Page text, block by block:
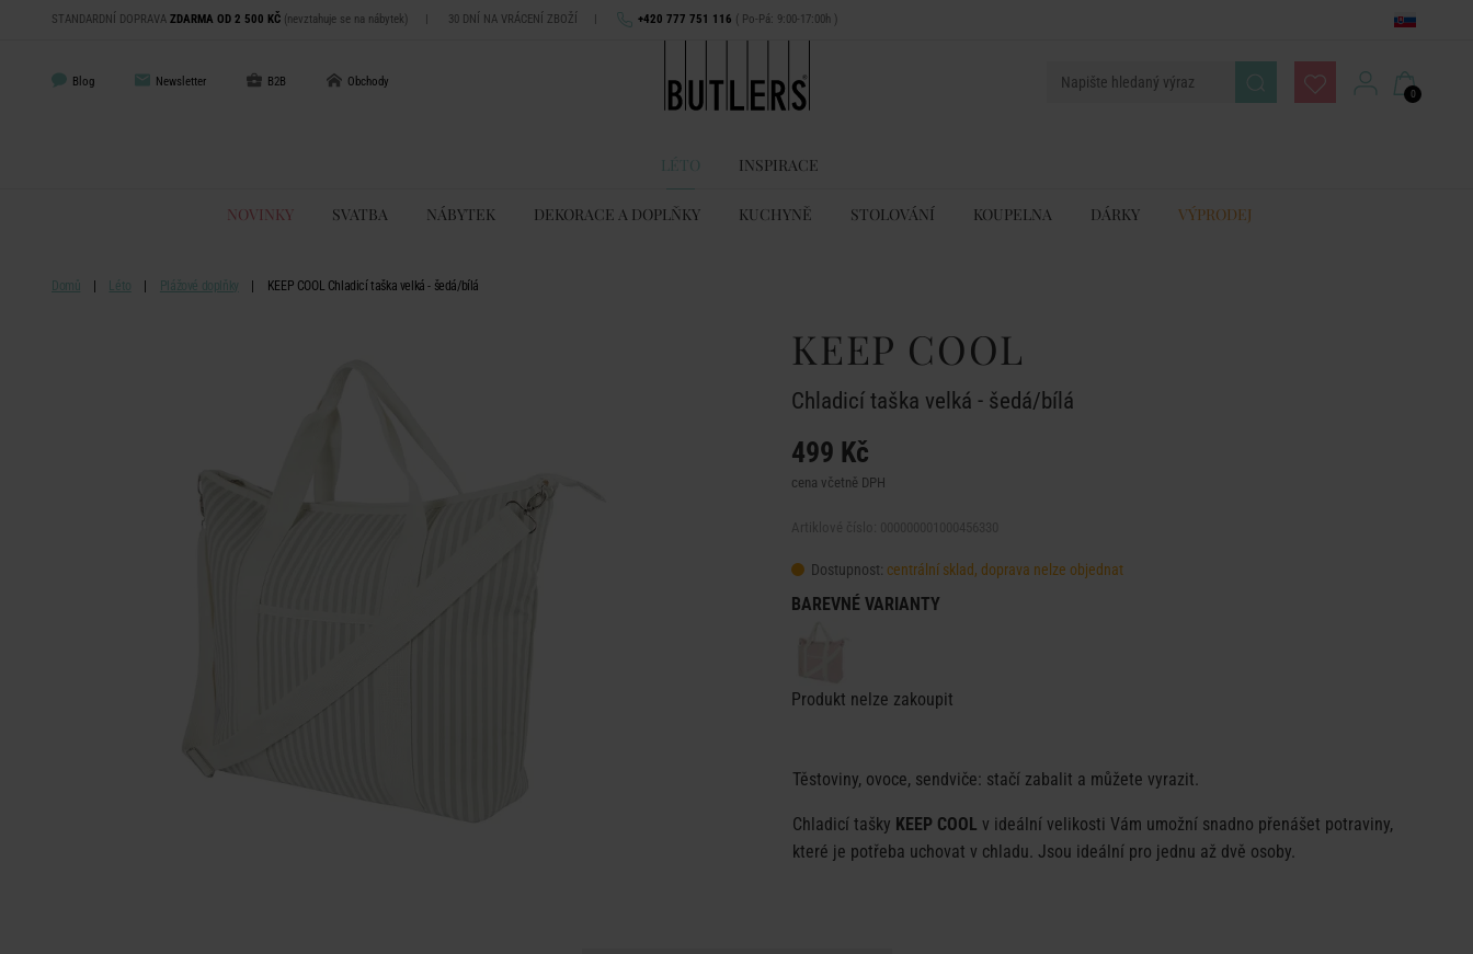
STANDARDNÍ DOPRAVA ZDARMA OD 2 500 KČ (nevztahuje se na nábytek) | 30 DNÍ NA VRÁCENÍ ZBOŽÍ | +420 777 751 116 ( Po-Pá: 9:00-17:00h )
Blog Newsletter B2B Obchody
0
LÉTO INSPIRACE
NOVINKY SVATBA NÁBYTEK DEKORACE A DOPLŇKY KUCHYNĚ STOLOVÁNÍ KOUPELNA DÁRKY VÝPRODEJ
Domů Léto Plážové doplňky KEEP COOL Chladicí taška velká - šedá/bílá
KEEP COOL
Chladicí taška velká - šedá/bílá
499 Kč
cena včetně DPH
Dostupnost: centrální sklad, doprava nelze objednat
BAREVNÉ VARIANTY
Produkt nelze zakoupit
Těstoviny, ovoce, sendviče: stačí zabalit a můžete vyrazit.
Chladicí tašky KEEP COOL v ideální velikosti Vám umožní snadno přenášet potraviny,
které je potřeba uchovat v chladu. Jsou ideální pro jednu až dvě osoby.